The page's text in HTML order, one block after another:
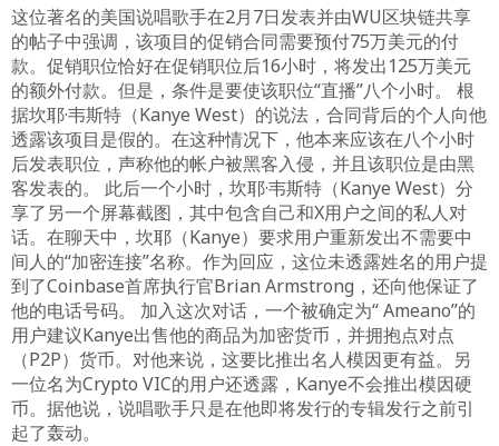
Chia
$1.35
-4.48%
这位著名的美国说唱歌手在2月7日发表并由WU区块链共享
的帖子中强调，该项目的促销合同需要预付75万美元的付
款。促销职位恰好在促销职位后16小时，将发出125万美元
的额外付款。但是，条件是要使该职位“直播”八个小时。 根
据坎耶·韦斯特（Kanye West）的说法，合同背后的个人向他
透露该项目是假的。在这种情况下，他本来应该在八个小时
后发表职位，声称他的帐户被黑客入侵，并且该职位是由黑
客发表的。 此后一个小时，坎耶·韦斯特（Kanye West）分
享了另一个屏幕截图，其中包含自己和X用户之间的私人对
话。在聊天中，坎耶（Kanye）要求用户重新发出不需要中
间人的“加密连接”名称。作为回应，这位未透露姓名的用户提
到了Coinbase首席执行官Brian Armstrong，还向他保证了
他的电话号码。 加入这次对话，一个被确定为“ Ameano”的
用户建议Kanye出售他的商品为加密货币，并拥抱点对点
（P2P）货币。对他来说，这要比推出名人模因更有益。另
一位名为Crypto VIC的用户还透露，Kanye不会推出模因硬
币。据他说，说唱歌手只是在他即将发行的专辑发行之前引
起了轰动。